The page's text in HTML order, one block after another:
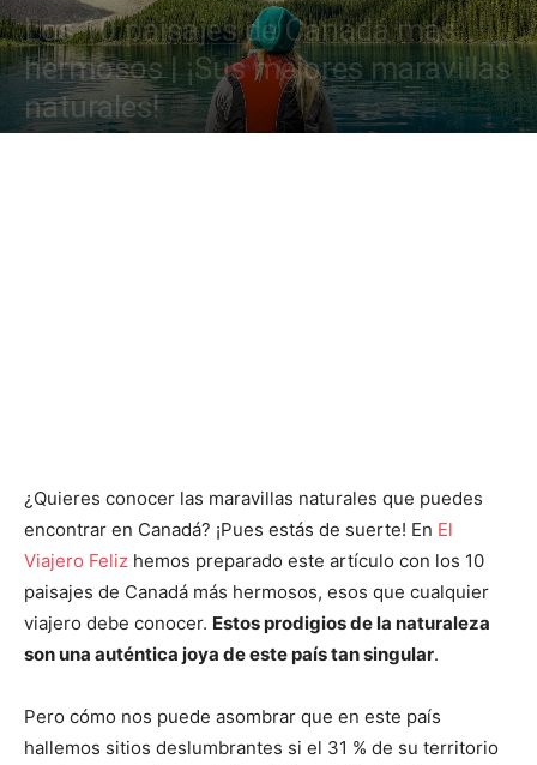
Los 10 paisajes de Canadá más
hermosos | ¡Sus mejores maravillas
naturales!
¿Quieres conocer las maravillas naturales que puedes
encontrar en Canadá? ¡Pues estás de suerte! En El
Viajero Feliz hemos preparado este artículo con los 10
paisajes de Canadá más hermosos, esos que cualquier
viajero debe conocer. Estos prodigios de la naturaleza
son una auténtica joya de este país tan singular.
Pero cómo nos puede asombrar que en este país
hallemos sitios deslumbrantes si el 31 % de su territorio